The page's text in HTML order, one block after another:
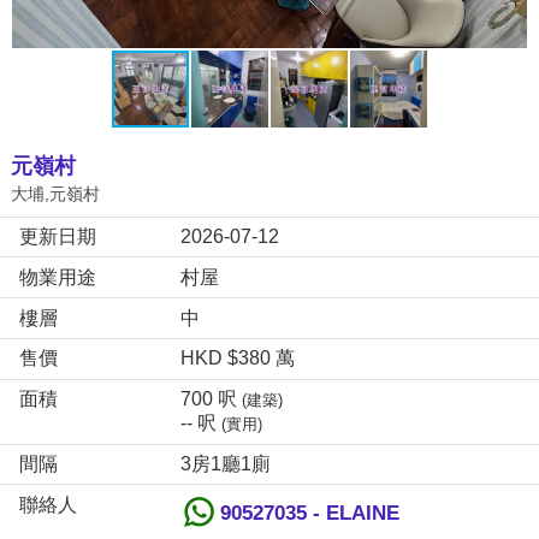
元嶺村
大埔,元嶺村
更新日期
2026-07-12
物業用途
村屋
樓層
中
售價
HKD $380 萬
面積
700 呎(建築)
-- 呎(實用)
間隔
3房1廳1廁
聯絡人
90527035 - ELAINE